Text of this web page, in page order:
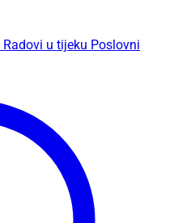
Radovi u tijeku Poslovni